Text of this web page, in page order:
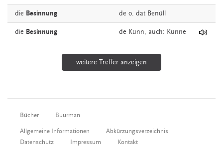
die Besinnung de o. dat Benüll
die Besinnung de Künn, auch: Künne
weitere Treffer anzeigen
Bücher Buurman
Allgemeine Informationen
Abkürzungsverzeichnis
Datenschutz
Impressum Kontakt